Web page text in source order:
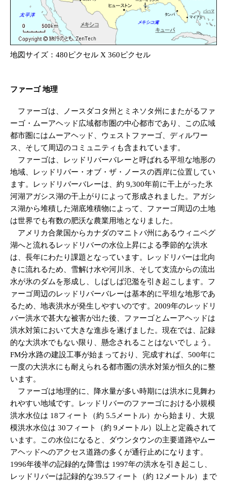
地図サイズ：480ピクセル X 360ピクセル
ファーゴ 地理
ファーゴは、ノースダコタ州とミネソタ州にまたがるファ
ーゴ・ムーアヘッド広域都市圏の中心都市であり、この広域
都市圏にはムーアヘッド、ウェストファーゴ、ディルワー
ス、そして周辺のコミュニティも含まれています。
ファーゴは、レッドリバーバレーと呼ばれる平坦な地形の
地域、レッドリバー・オブ・ザ・ノースの西岸に位置してい
ます。レッドリバーバレーは、約 9,300年前に干上がった氷
河湖アガシス湖の干上がりによって形成されました。アガシ
ス湖から堆積した湖底堆積物によって、ファーゴ周辺の土地
は世界でも有​​数の肥沃な農業用地となりました。
アメリカ合衆国からカナダのマニトバ州にあるウィニペグ
湖へと流れるレッドリバーの水位上昇による季節的な洪水
は、長年にわたり課題となっています。レッドリバーは北向
きに流れるため、雪解け水や河川氷、そして支流からの流出
水が氷のダムを形成し、しばしば氾濫を引き起こします。フ
ァーゴ周辺のレッドリバーバレーは基本的に平坦な地形であ
るため、地表洪水が発生しやすいのです。2009年のレッドリ
バー洪水で甚大な被害が出た後、ファーゴとムーアヘッドは
洪水対策において大きな進歩を遂げました。現在では、記録
的な大洪水でもない限り、懸念されることはないでしょう。
FM分水路の建設工事が始まっており、完成すれば、500年に
一度の大洪水にも耐えられる都市圏の洪水対策が恒久的に整
います。
ファーゴは地理的に、降水量が多い時期には洪水に見舞わ
れやすい地域です。レッドリバーのファーゴにおける小規模
洪水水位は 18フィート（約 5.5メートル）から始まり、大規
模洪水水位は 30フィート（約 9メートル）以上と定義されて
います。この水位になると、ダウンタウンの主要道路やムー
アヘッドへのアクセス道路の多くが通行止めになります。
1996年後半の記録的な降雪は 1997年の洪水を引き起こし、
レッドリバーは記録的な39.5フィート（約 12メートル）まで